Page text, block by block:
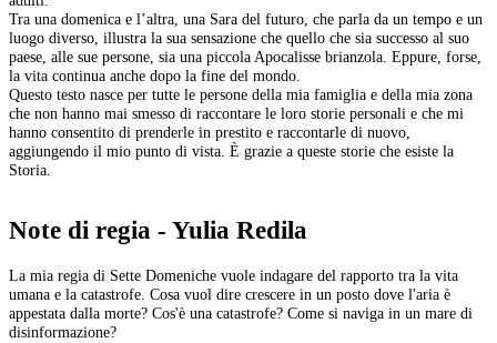
Tra una domenica e l’altra, una Sara del futuro, che parla da un tempo e un
luogo diverso, illustra la sua sensazione che quello che sia successo al suo
paese, alle sue persone, sia una piccola Apocalisse brianzola. Eppure, forse,
la vita continua anche dopo la fine del mondo.
Questo testo nasce per tutte le persone della mia famiglia e della mia zona
che non hanno mai smesso di raccontare le loro storie personali e che mi
hanno consentito di prenderle in prestito e raccontarle di nuovo,
aggiungendo il mio punto di vista. È grazie a queste storie che esiste la
Storia.
Note di regia - Yulia Redila
La mia regia di Sette Domeniche vuole indagare del rapporto tra la vita
umana e la catastrofe. Cosa vuol dire crescere in un posto dove l'aria è
appestata dalla morte? Cos'è una catastrofe? Come si naviga in un mare di
disinformazione?